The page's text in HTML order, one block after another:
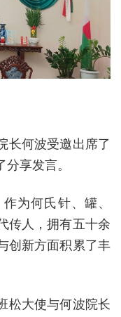
长何波受邀出席了
享发言。
为何氏针、罐、
传人，拥有五十余
创新方面积累了丰
松大使与何波院长